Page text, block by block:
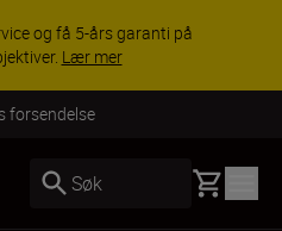
og få 5-års garanti på
Lær mer
forsendelse
Søk Basket